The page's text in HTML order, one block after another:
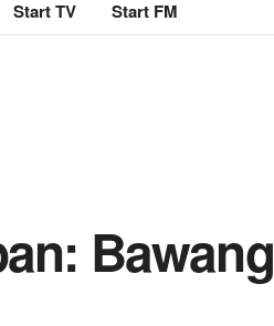
Start TV Start FM
Bawang